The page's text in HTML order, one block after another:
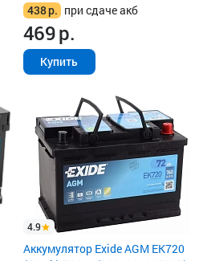
438р. при сдаче акб
469р.
Купить
4.9
Аккумулятор Exide AGM EK720